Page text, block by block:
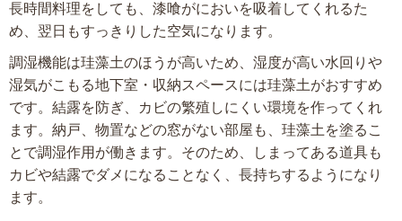
長時間料理をしても、漆喰がにおいを吸着してくれるた
め、翌日もすっきりした空気になります。
調湿機能は珪藻土のほうが高いため、湿度が高い水回りや
湿気がこもる地下室・収納スペースには珪藻土がおすすめ
です。結露を防ぎ、カビの繁殖しにくい環境を作ってくれ
ます。納戸、物置などの窓がない部屋も、珪藻土を塗るこ
とで調湿作用が働きます。そのため、しまってある道具も
カビや結露でダメになることなく、長持ちするようになり
ます。